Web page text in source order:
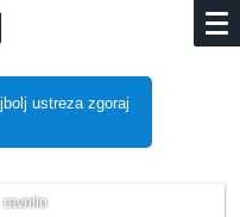
ustreza zgoraj
ravnilo